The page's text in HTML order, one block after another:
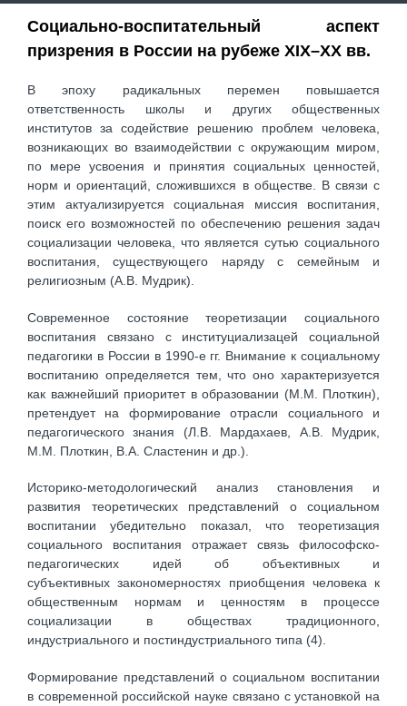
Социально-воспитательный аспект
призрения в России на рубеже XIX–XX вв.
В эпоху радикальных перемен повышается
ответственность школы и других общественных
институтов за содействие решению проблем человека,
возникающих во взаимодействии с окружающим миром,
по мере усвоения и принятия социальных ценностей,
норм и ориентаций, сложившихся в обществе. В связи с
этим актуализируется социальная миссия воспитания,
поиск его возможностей по обеспечению решения задач
социализации человека, что является сутью социального
воспитания, существующего наряду с семейным и
религиозным (А.В. Мудрик).
Современное состояние теоретизации социального
воспитания связано с институциализацей социальной
педагогики в России в 1990-е гг. Внимание к социальному
воспитанию определяется тем, что оно характеризуется
как важнейший приоритет в образовании (М.М. Плоткин),
претендует на формирование отрасли социального и
педагогического знания (Л.В. Мардахаев, А.В. Мудрик,
М.М. Плоткин, В.А. Сластенин и др.).
Историко-методологический анализ становления и
развития теоретических представлений о социальном
воспитании убедительно показал, что теоретизация
социального воспитания отражает связь философско-
педагогических идей об объективных и
субъективных закономерностях приобщения человека к
общественным нормам и ценностям в процессе
социализации в обществах традиционного,
индустриального и постиндустриального типа (4).
Формирование представлений о социальном воспитании
в современной российской науке связано с установкой на